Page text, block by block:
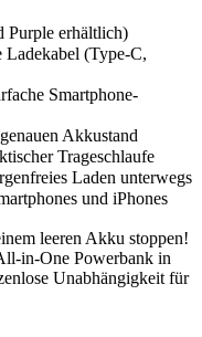
Purple erhältlich)
(Type-C,
Smartphone-
Akkustand
Trageschlaufe
Laden unterwegs
und iPhones
leeren Akku stoppen!
in-One Powerbank in
Unabhängigkeit für